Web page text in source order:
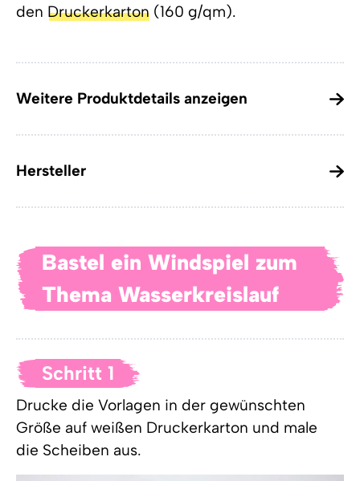
den Druckerkarton (160 g/qm).
Weitere Produktdetails anzeigen
Hersteller
Bastel ein Windspiel zum
Thema Wasserkreislauf
Schritt 1
Drucke die Vorlagen in der gewünschten
Größe auf weißen Druckerkarton und male
die Scheiben aus.